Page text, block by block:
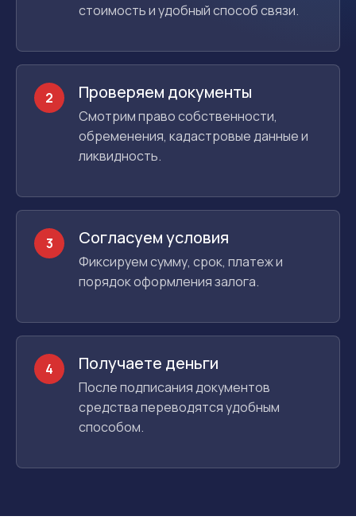
стоимость и удобный способ связи.
2 Проверяем документы
Смотрим право собственности,
обременения, кадастровые данные и
ликвидность.
3 Согласуем условия
Фиксируем сумму, срок, платеж и
порядок оформления залога.
4 Получаете деньги
После подписания документов
средства переводятся удобным
способом.